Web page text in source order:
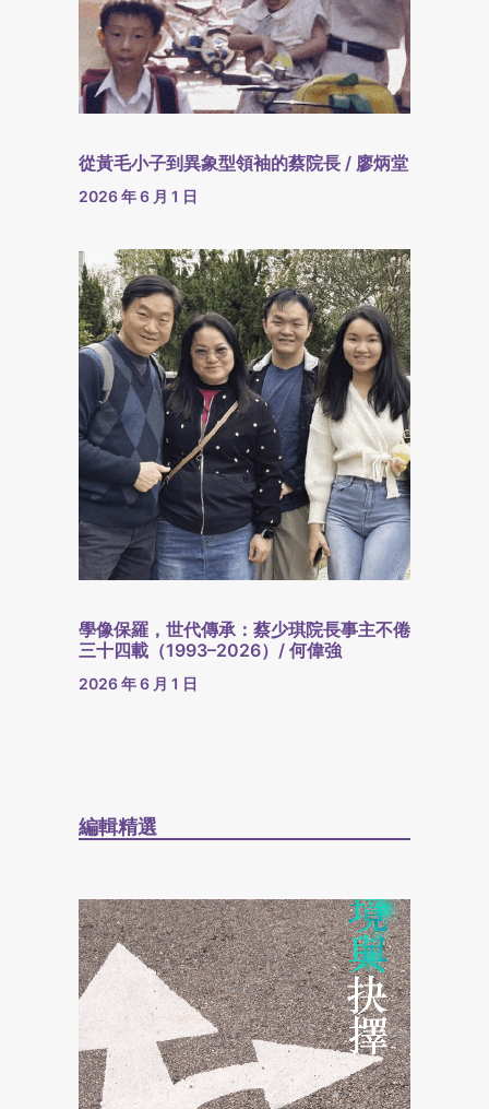
從黃毛小子到異象型領袖的蔡院長 / 廖炳堂
2026 年 6 月 1 日
學像保羅，世代傳承：蔡少琪院長事主不倦
三十四載（1993–2026）/ 何偉強
2026 年 6 月 1 日
編輯精選